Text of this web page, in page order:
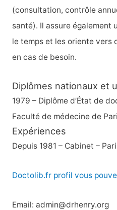
r
:
(consultation, contrôle
santé). Il assure également
le temps et les oriente vers
en cas de besoin.
Diplômes nationaux et
1979 – Diplôme d’État de
Faculté de médecine de
Expériences
Depuis 1981 – Cabinet –
Doctolib.fr profil vous
Email: admin@drhenry.org